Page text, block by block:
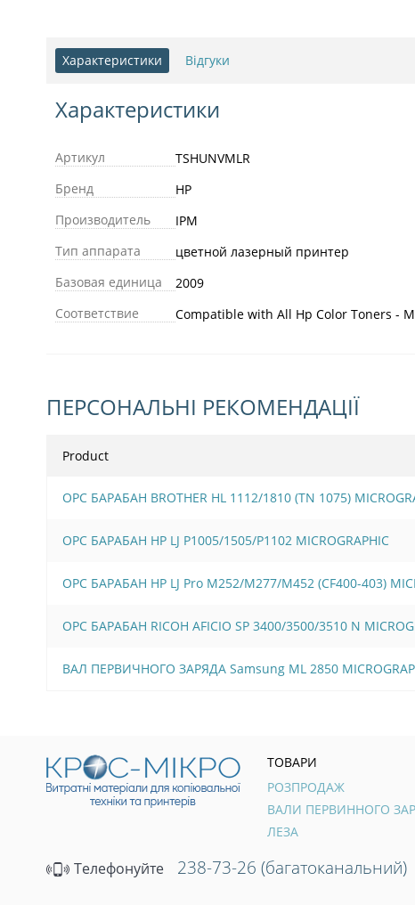
Характеристики Відгуки
Характеристики
Артикул
TSHUNVMLR
Бренд
HP
Производитель
IPM
Тип аппарата
цветной лазерный принтер
Базовая единица
2009
Соответствие
Compatible with All Hp Color Toners -
ПЕРСОНАЛЬНІ РЕКОМЕНДАЦІЇ
Product
OPC БАРАБАН BROTHER HL 1112/1810 (TN 1075)
OPC БАРАБАН HP LJ P1005/1505/Р1102 MICROGRAPHIC
OPC БАРАБАН HP LJ Pro M252/M277/M452 (CF400-403)
OPC БАРАБАН RICOH AFICIO SP 3400/3500/3510 N
ВАЛ ПЕРВИЧНОГО ЗАРЯДА Samsung ML 2850
ТОВАРИ
РОЗПРОДАЖ
ЛЕЗА
Телефонуйте 238-73-26 (багатоканальний)